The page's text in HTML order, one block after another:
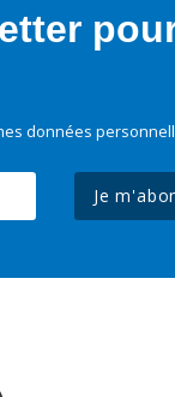
données
Je